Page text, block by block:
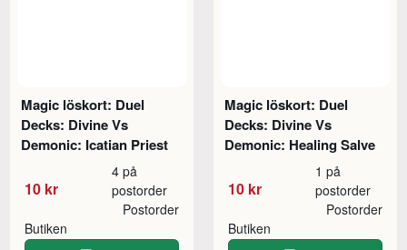
Magic löskort: Duel
Decks: Divine Vs
Demonic: Icatian Priest
10 kr
4 på
postorder
Butiken
Postorder
Magic löskort: Duel
Decks: Divine Vs
Demonic: Healing Salve
10 kr
1 på
postorder
Butiken
Postorder